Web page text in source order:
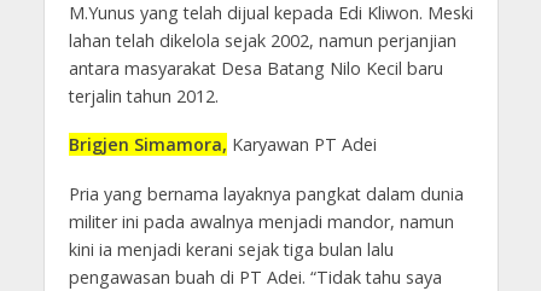
M.Yunus yang telah dijual kepada Edi Kliwon. Meski
lahan telah dikelola sejak 2002, namun perjanjian
antara masyarakat Desa Batang Nilo Kecil baru
terjalin tahun 2012.
Brigjen Simamora, Karyawan PT Adei
Pria yang bernama layaknya pangkat dalam dunia
militer ini pada awalnya menjadi mandor, namun
kini ia menjadi kerani sejak tiga bulan lalu
pengawasan buah di PT Adei. “Tidak tahu saya